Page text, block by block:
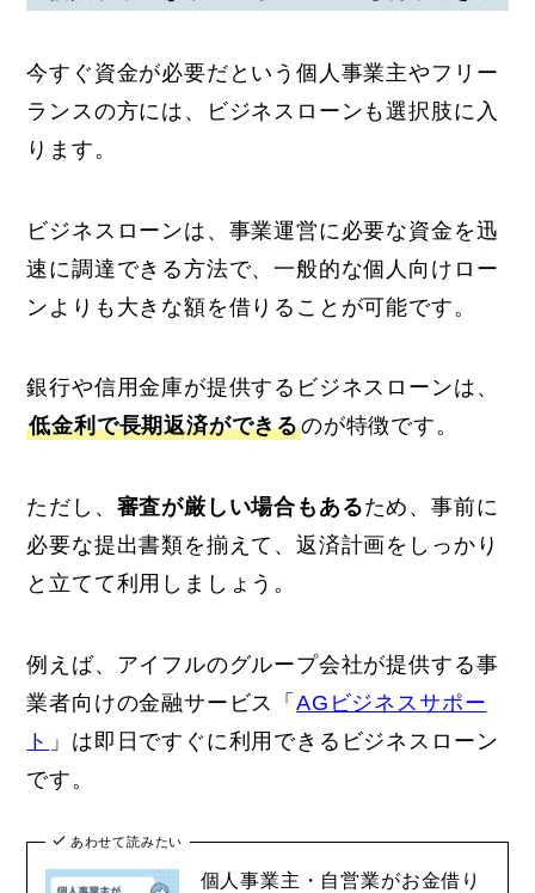
今すぐ資金が必要だという個人事業主やフリー
ランスの方には、ビジネスローンも選択肢に入
ります。
ビジネスローンは、事業運営に必要な資金を迅
速に調達できる方法で、一般的な個人向けロー
ンよりも大きな額を借りることが可能です。
銀行や信用金庫が提供するビジネスローンは、
低金利で長期返済ができるのが特徴です。
ただし、 審査が厳しい場合もあるため、事前に
必要な提出書類を揃えて、返済計画をしっかり
と立てて利用しましょう。
例えば、アイフルのグループ会社が提供する事
業者向けの金融サービス「AGビジネスサポー
ト 」は即日ですぐに利用できるビジネスローン
です。
あわせて読みたい
個人事業主・自営業がお金借り